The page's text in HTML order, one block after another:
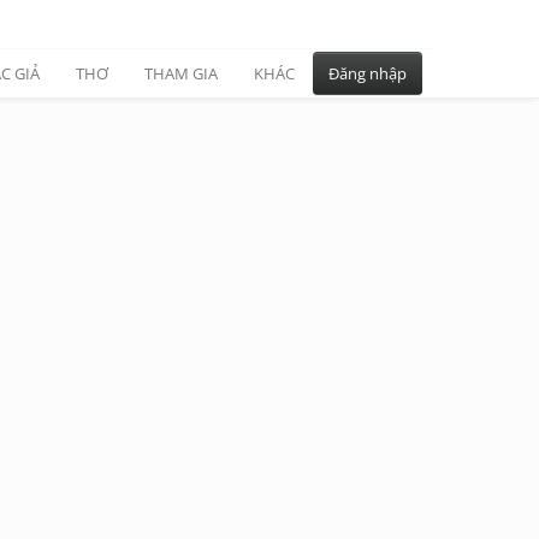
GIẢ THƠ THAM GIA KHÁC Đăng nhập